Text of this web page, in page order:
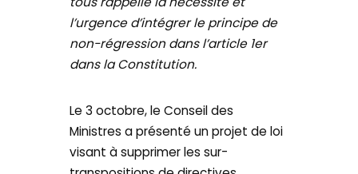
l’urgence d’intégrer le principe de
non-régression dans l’article 1er
dans la Constitution.
Le 3 octobre, le Conseil des
Ministres a présenté un projet de loi
visant à supprimer les sur-